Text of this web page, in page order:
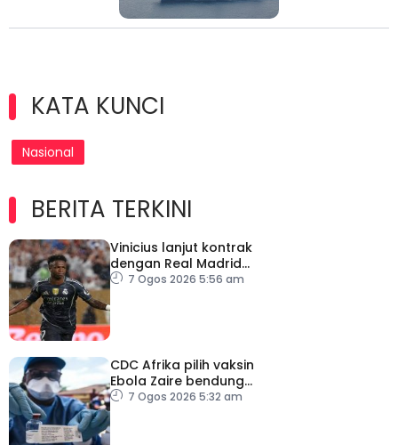
KATA KUNCI
Nasional
BERITA TERKINI
Vinicius lanjut kontrak
dengan Real Madrid
hingga 2032
7 Ogos 2026 5:56 am
CDC Afrika pilih vaksin
Ebola Zaire bendung
penularan wabak
7 Ogos 2026 5:32 am